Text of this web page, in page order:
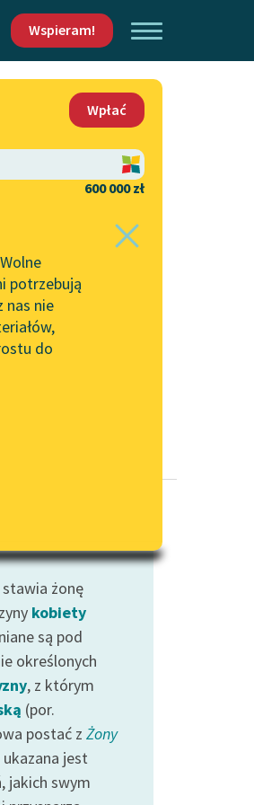
Wspieram!
wykorzystania
Lektur
promocyjne
dostępności
Wpłać
600 000 zł
potrzebują
nas nie
do
żonę
kobiety
są pod
określonych
, z którym
(por.
postać z Żony
jest
jakich swym